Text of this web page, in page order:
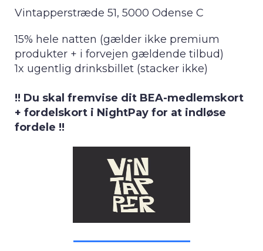
Vintapperstræde 51, 5000 Odense C
15% hele natten (gælder ikke premium
produkter + i forvejen gældende tilbud)
1x ugentlig drinksbillet (stacker ikke)
!! Du skal fremvise dit BEA-medlemskort
+ fordelskort i NightPay for at indløse
fordele !!